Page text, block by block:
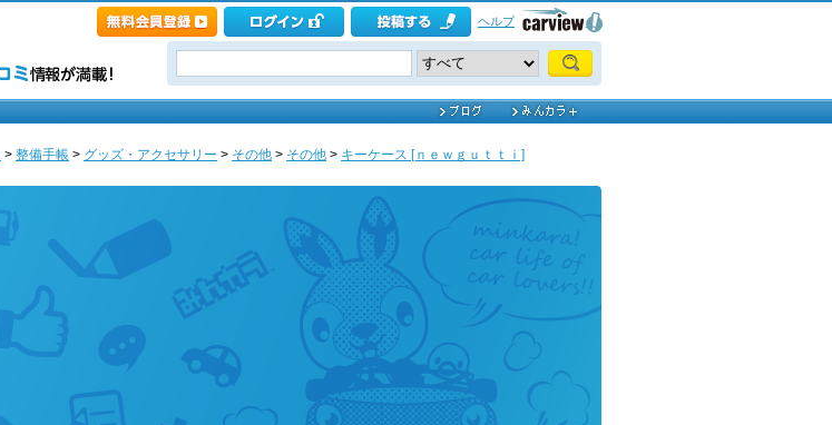
ヘルプ
> 整備手帳 > グッズ・アクセサリー > その他 > その他 > キーケース [ｎｅｗｇｕｔｔｉ]